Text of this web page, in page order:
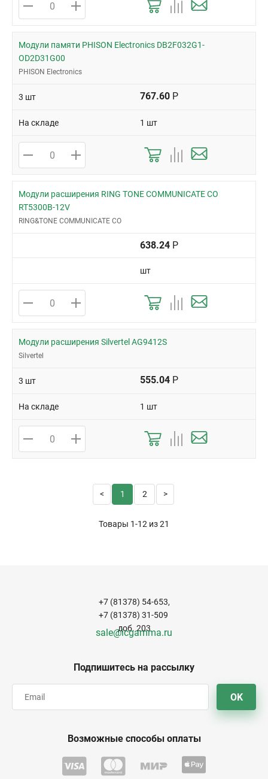
Модули памяти PHISON Electronics DB2F032G1-
OD2D31G00
PHISON Electronics
3 шт 767.60 Р
На складе 1 шт
Модули расширения RING TONE COMMUNICATE CO
RT5300B-12V
RING&TONE COMMUNICATE CO
638.24 Р
шт
Модули расширения Silvertel AG9412S
Silvertel
3 шт 555.04 Р
На складе 1 шт
1 2
Товары 1-12 из21
Подпишитесь на рассылку
OK
+7 (81378) 54-653,
+7 (81378) 31-509
доб. 203
sale@icgamma.ru
Возможные способы оплаты